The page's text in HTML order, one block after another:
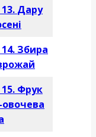
Дару
Збира
Фрук
овочева